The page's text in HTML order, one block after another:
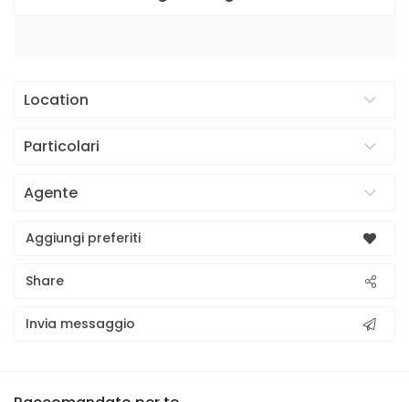
Location
Particolari
Agente
Aggiungi preferiti
Share
Invia messaggio